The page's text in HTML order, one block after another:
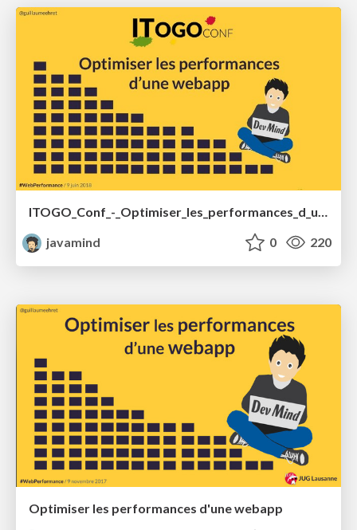
javamind
0 220
Optimiser les performances d'une webapp